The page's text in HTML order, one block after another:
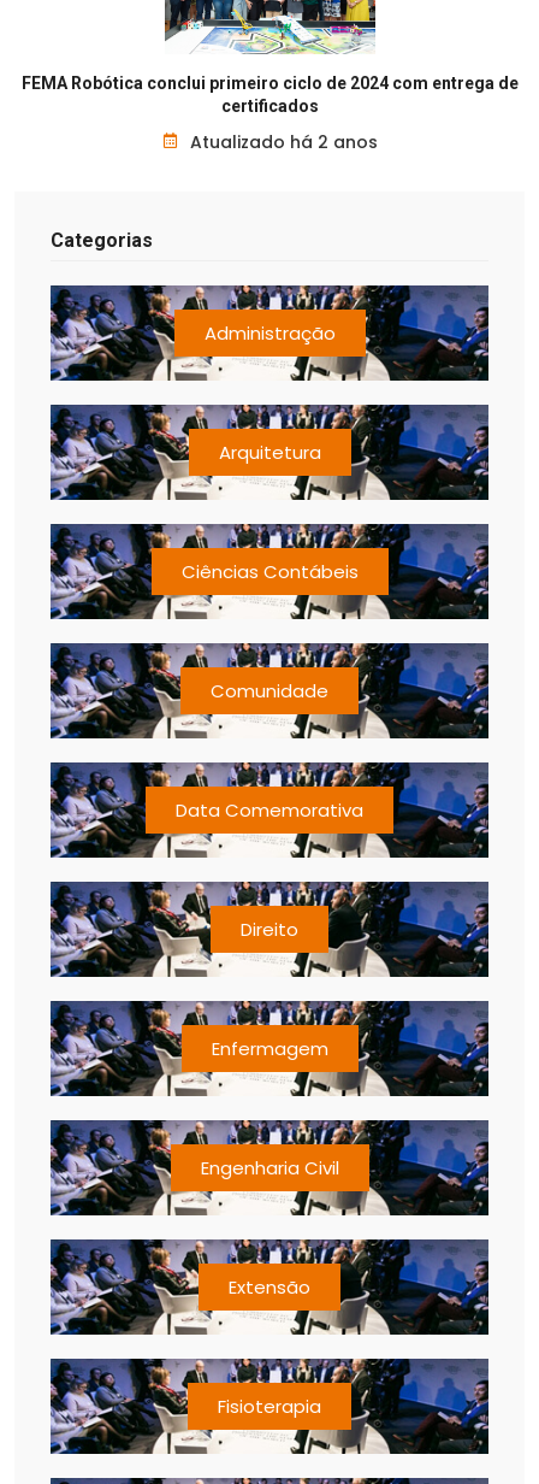
FEMA Robótica conclui primeiro ciclo de 2024 com entrega de
certificados
Atualizado há 2 anos
Categorias
Administração
Arquitetura
Ciências Contábeis
Comunidade
Data Comemorativa
Direito
Enfermagem
Engenharia Civil
Extensão
Fisioterapia